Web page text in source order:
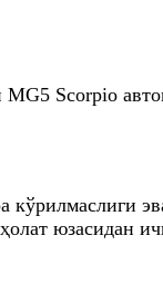
Scorpio
юзасидан